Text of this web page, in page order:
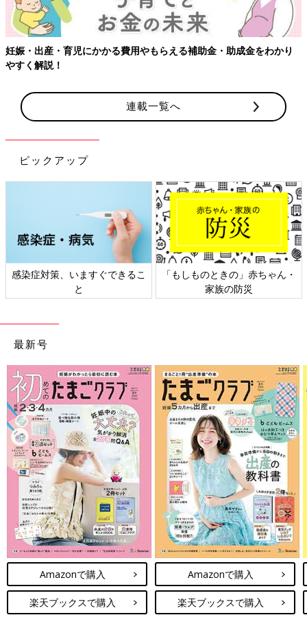
妊娠・出産・育児にかかる費用やもらえる補助金・助成金をわかり
やすく解説！
連載一覧へ
ピックアップ
感染症対策、いますぐできるこ
と
「もしものときの」赤ちゃん・
家族の防災
最新号
Amazonで購入
楽天ブックスで購入
Amazonで購入
楽天ブックスで購入